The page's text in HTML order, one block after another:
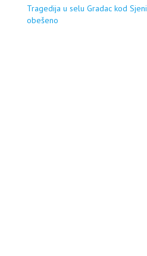
Tragedija u selu Gradac kod
obešeno